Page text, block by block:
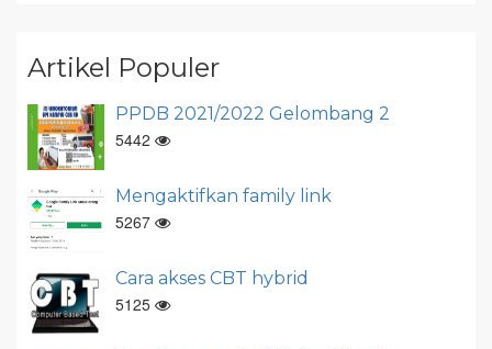
Artikel Populer
PPDB 2021/2022 Gelombang 2
5442
Mengaktifkan family link
5267
Cara akses CBT hybrid
5125